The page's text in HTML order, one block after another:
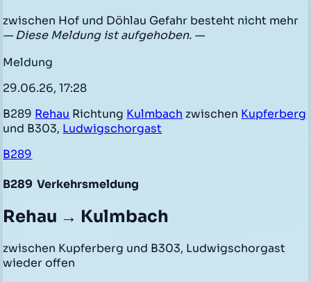
zwischen Hof und Döhlau Gefahr besteht nicht mehr
— Diese Meldung ist aufgehoben. —
Meldung
29.06.26, 17:28
B289 Rehau Richtung Kulmbach zwischen Kupferberg
und B303, Ludwigschorgast
B289
B289 Verkehrsmeldung
Rehau → Kulmbach
zwischen Kupferberg und B303, Ludwigschorgast
wieder offen